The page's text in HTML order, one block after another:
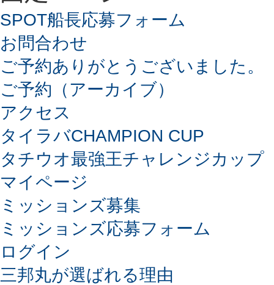
SPOT船長応募フォーム
お問合わせ
ご予約ありがとうございました。
ご予約（アーカイブ）
アクセス
タイラバCHAMPION CUP
タチウオ最強王チャレンジカップ
マイページ
ミッションズ募集
ミッションズ応募フォーム
ログイン
三邦丸が選ばれる理由